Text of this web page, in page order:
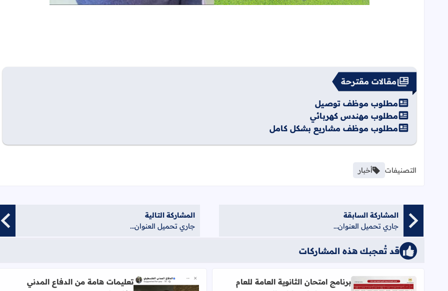
مقالات مقترحة
مطلوب موظف توصيل
مطلوب مهندس كهربائي
مطلوب موظف مشاريع بشكل كامل
التصنيفات أخبار
المشاركة السابقة
جاري تحميل العنوان...
المشاركة التالية
جاري تحميل العنوان...
قد تُعجبك هذه المشاركات
برنامج امتحان الثانوية العامة للعام
تعليمات هامة من الدفاع المدني